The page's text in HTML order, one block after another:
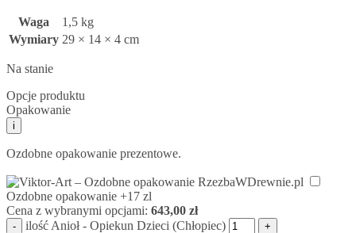
Waga
1,5 kg
Wymiary 29 × 14 × 4 cm
Na stanie
Opcje produktu
Opakowanie
i
Ozdobne opakowanie prezentowe.
Ozdobne opakowanie +17 zl
Cena z wybranymi opcjami: 643,00 zł
ilość Anioł - Opiekun Dzieci (Chłopiec)